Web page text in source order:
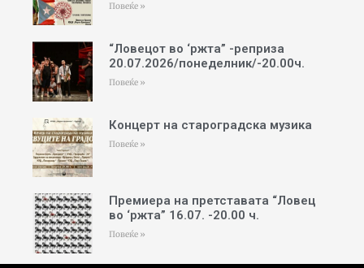
Повеќе »
“Ловецот во ‘ржта” -реприза
20.07.2026/понеделник/-20.00ч.
Повеќе »
Концерт на староградска музика
Повеќе »
Премиера на претставата “Ловец
во ‘ржта” 16.07. -20.00 ч.
Повеќе »